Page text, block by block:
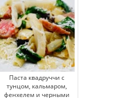
Паста квадруччи с
тунцом, кальмаром,
фенхелем и черными